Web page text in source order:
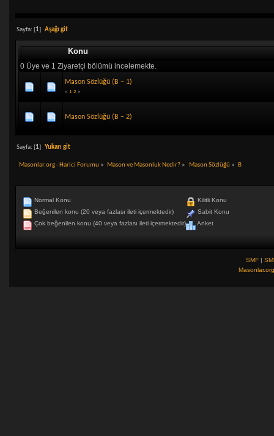
Sayfa: [1] Aşağı git
Konu
0 Üye ve 1 Ziyaretçi bölümü incelemekte.
Mason Sözlüğü (B – 1)
« 1 2 »
Mason Sözlüğü (B – 2)
Sayfa: [1] Yukarı git
Masonlar.org - Harici Forumu » Mason ve Masonluk Nedir? » Mason Sözlüğü » B
Normal Konu
Beğenilen konu (20 veya fazlası ileti içermektedir)
Çok beğenilen konu (40 veya fazlası ileti içermektedir)
Kilitli Konu
Sabit Konu
Anket
SMF |
Masonlar.org